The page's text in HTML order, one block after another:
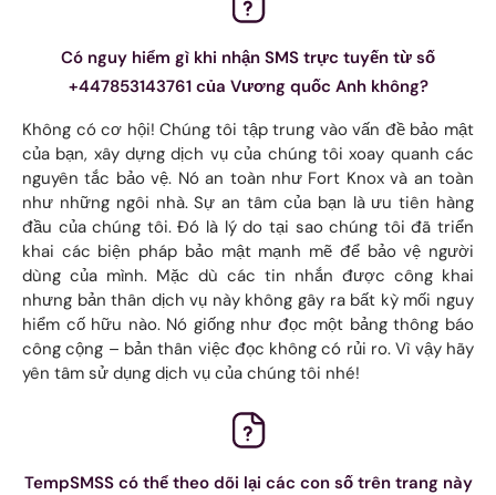
Có nguy hiểm gì khi nhận SMS trực tuyến từ số
+447853143761 của Vương quốc Anh không?
Không có cơ hội! Chúng tôi tập trung vào vấn đề bảo mật
của bạn, xây dựng dịch vụ của chúng tôi xoay quanh các
nguyên tắc bảo vệ. Nó an toàn như Fort Knox và an toàn
như những ngôi nhà. Sự an tâm của bạn là ưu tiên hàng
đầu của chúng tôi. Đó là lý do tại sao chúng tôi đã triển
khai các biện pháp bảo mật mạnh mẽ để bảo vệ người
dùng của mình. Mặc dù các tin nhắn được công khai
nhưng bản thân dịch vụ này không gây ra bất kỳ mối nguy
hiểm cố hữu nào. Nó giống như đọc một bảng thông báo
công cộng – bản thân việc đọc không có rủi ro. Vì vậy hãy
yên tâm sử dụng dịch vụ của chúng tôi nhé!
TempSMSS có thể theo dõi lại các con số trên trang này